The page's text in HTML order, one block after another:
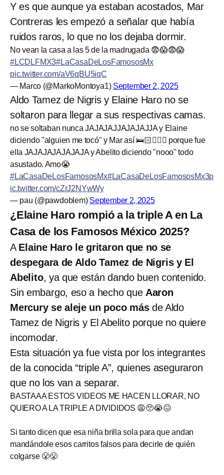
Y es que aunque ya estaban acostados, Mar
Contreras les empezó a señalar que había
ruidos raros, lo que no los dejaba dormir.
No vean la casa a las 5 de la madrugada 😨😱😨😱
#LCDLFMX3#LaCasaDeLosFamososMx
pic.twitter.com/aV6qBU5iqC
— Marco (@MarkoMontoya1) September 2, 2025
Aldo Tamez de Nigris y Elaine Haro no se
soltaron para llegar a sus respectivas camas.
no se soltaban nunca JAJAJAJJAJAJAJJA y Elaine
diciendo "alguien me tocó" y Mar así 🛌🏻🧍🏻‍♀️ porque fue
ella JAJAJAJAJAJAJA y Abelito diciendo "nooo" todo
asustado. Amo😭
#LaCasaDeLosFamososMx#LaCasaDeLosFamososMx3p
ic.twitter.com/cZrJ2NYwWy
— pau (@pawdoblem) September 2, 2025
¿Elaine Haro rompió a la triple A en La
Casa de los Famosos México 2025?
A Elaine Haro le gritaron que no se
despegara de Aldo Tamez de Nigris y El
Abelito, ya que están dando buen contenido.
Sin embargo, eso a hecho que Aaron
Mercury se aleje un poco másde Aldo
Tamez de Nigris y El Abelito porque no quiere
incomodar.
Esta situación ya fue vista por los integrantes
de la conocida “triple A”, quienes aseguraron
que no los van a separar.
BASTAAA ESTOS VIDEOS ME HACEN LLORAR, NO
QUIERO A LA TRIPLE A DIVIDIDOS 😩🥺😭😖
Si tanto dicen que esa niña brilla sola para que andan
mandándole esos carritos falsos para decirle de quién
colgarse 😤😤